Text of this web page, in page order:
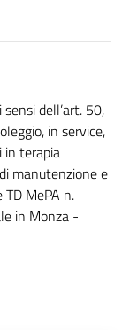
dell’art. 50,
in service,
in terapia
manutenzione e
MePA n.
in Monza -